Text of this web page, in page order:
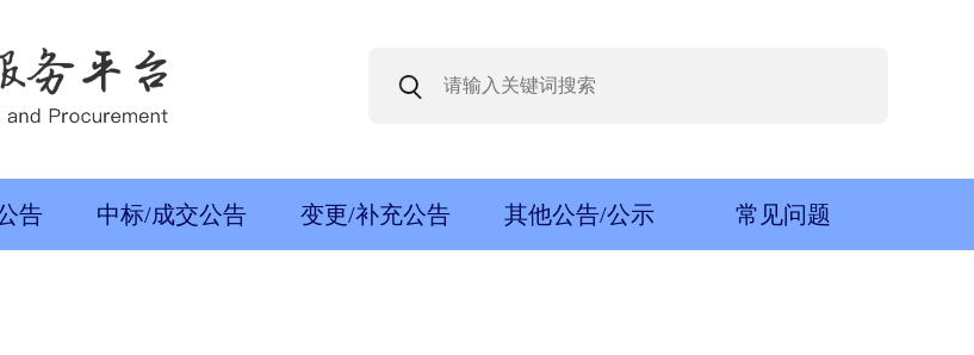
告 中标/成交公告 变更/补充公告 其他公告/公示 常见问题